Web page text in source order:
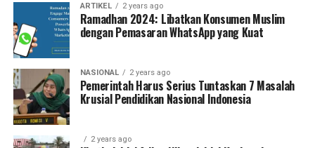
ARTIKEL 2 years ago
Ramadhan 2024: Libatkan Konsumen Muslim
dengan Pemasaran WhatsApp yang Kuat
NASIONAL 2 years ago
Pemerintah Harus Serius Tuntaskan 7 Masalah
Krusial Pendidikan Nasional Indonesia
2 years ago